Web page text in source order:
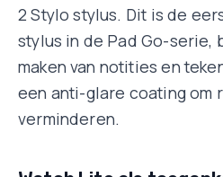
2 Stylo stylus. Dit is de
stylus in de Pad Go-serie,
maken van notities en
een anti-glare coating om
verminderen.